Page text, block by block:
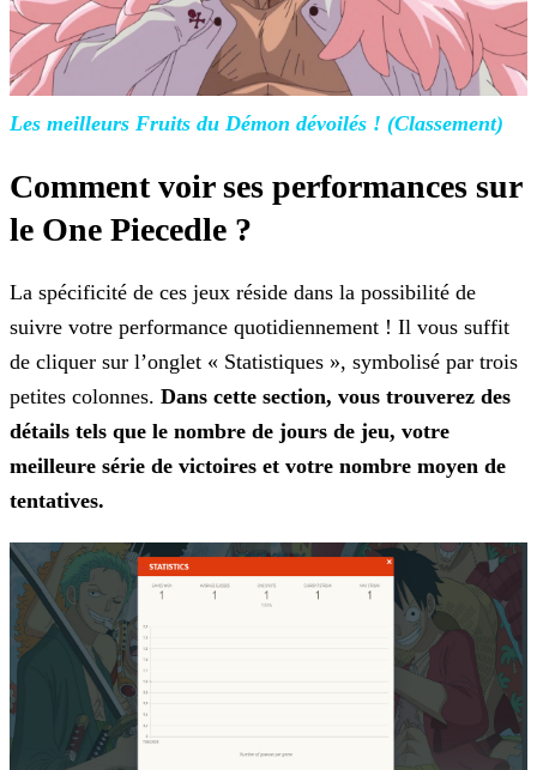
Les meilleurs Fruits du Démon dévoilés ! (Classement)
Comment voir ses performances sur
le One Piecedle ?
La spécificité de ces jeux réside dans la possibilité de
suivre votre performance quotidiennement ! Il vous suffit
de cliquer sur l’onglet « Statistiques », symbolisé par trois
petites colonnes. Dans cette section, vous trouverez des
détails tels que le nombre de jours de jeu, votre
meilleure série de victoires et votre nombre moyen de
tentatives.